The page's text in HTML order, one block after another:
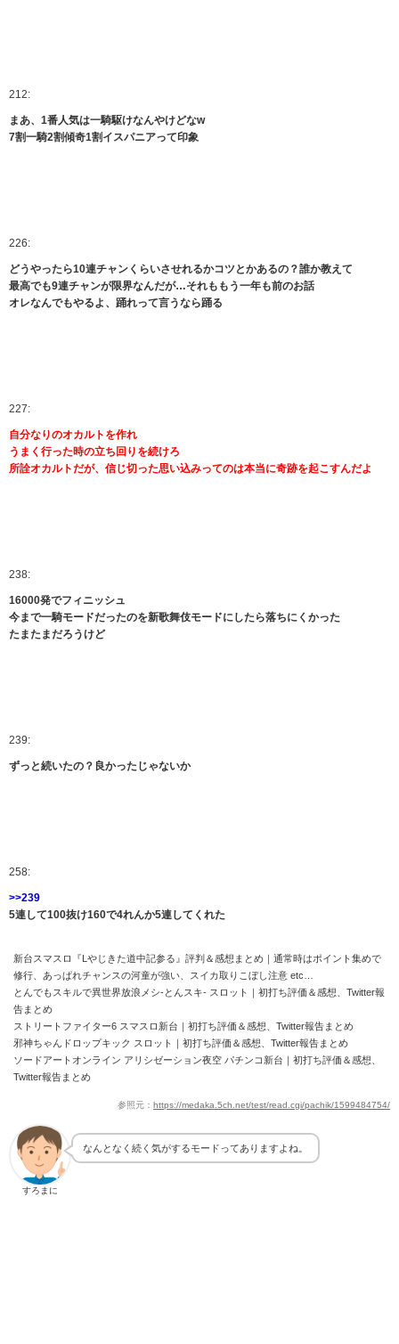
212:
まあ、1番人気は一騎駆けなんやけどなw
7割一騎2割傾奇1割イスパニアって印象
226:
どうやったら10連チャンくらいさせれるかコツとかあるの？誰か教えて
最高でも9連チャンが限界なんだが…それももう一年も前のお話
オレなんでもやるよ、踊れって言うなら踊る
227:
自分なりのオカルトを作れ
うまく行った時の立ち回りを続けろ
所詮オカルトだが、信じ切った思い込みってのは本当に奇跡を起こすんだよ
238:
16000発でフィニッシュ
今まで一騎モードだったのを新歌舞伎モードにしたら落ちにくかった
たまたまだろうけど
239:
ずっと続いたの？良かったじゃないか
258:
>>239
5連して100抜け160で4れんか5連してくれた
新台スマスロ『Lやじきた道中記参る』評判＆感想まとめ｜通常時はポイント集めで
修行、あっぱれチャンスの河童が強い、スイカ取りこぼし注意 etc…
とんでもスキルで異世界放浪メシ-とんスキ- スロット｜初打ち評価＆感想、Twitter報
告まとめ
ストリートファイター6 スマスロ新台｜初打ち評価＆感想、Twitter報告まとめ
邪神ちゃんドロップキック スロット｜初打ち評価＆感想、Twitter報告まとめ
ソードアートオンライン アリシゼーション夜空 パチンコ新台｜初打ち評価＆感想、
Twitter報告まとめ
参照元： https://medaka.5ch.net/test/read.cgi/pachik/1599484754/
すろまに
なんとなく続く気がするモードってありますよね。